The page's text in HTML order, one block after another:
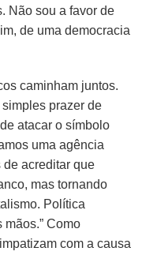
Não sou a favor de
de uma democracia
caminham juntos.
prazer de
atacar o símbolo
uma agência
de acreditar que
mas tornando
Política
mãos.” Como
com a causa